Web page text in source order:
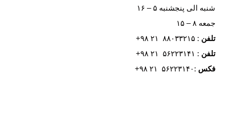
شنبه الی پنجشنبه ۵ – ۱۶
جمعه ۸ – ۱۵
تلفن : ۸۸۰۳۳۲۱۵ ۲۱ ۹۸+
تلفن : ۵۶۲۲۳۱۴۱ ۲۱ ۹۸+
فکس :۵۶۲۲۳۱۴۰ ۲۱ ۹۸+